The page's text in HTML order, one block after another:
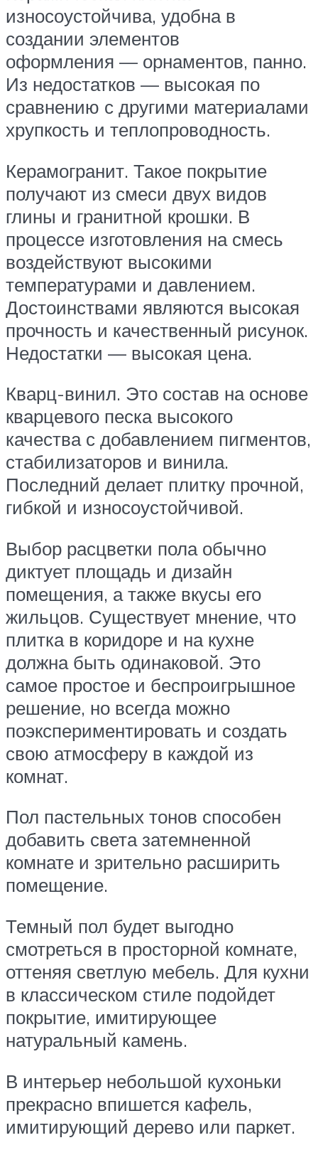
износоустойчива, удобна в
создании элементов
оформления — орнаментов, панно.
Из недостатков — высокая по
сравнению с другими материалами
хрупкость и теплопроводность.
Керамогранит. Такое покрытие
получают из смеси двух видов
глины и гранитной крошки. В
процессе изготовления на смесь
воздействуют высокими
температурами и давлением.
Достоинствами являются высокая
прочность и качественный рисунок.
Недостатки — высокая цена.
Кварц-винил. Это состав на основе
кварцевого песка высокого
качества с добавлением пигментов,
стабилизаторов и винила.
Последний делает плитку прочной,
гибкой и износоустойчивой.
Выбор расцветки пола обычно
диктует площадь и дизайн
помещения, а также вкусы его
жильцов. Существует мнение, что
плитка в коридоре и на кухне
должна быть одинаковой. Это
самое простое и беспроигрышное
решение, но всегда можно
поэкспериментировать и создать
свою атмосферу в каждой из
комнат.
Пол пастельных тонов способен
добавить света затемненной
комнате и зрительно расширить
помещение.
Темный пол будет выгодно
смотреться в просторной комнате,
оттеняя светлую мебель. Для кухни
в классическом стиле подойдет
покрытие, имитирующее
натуральный камень.
В интерьер небольшой кухоньки
прекрасно впишется кафель,
имитирующий дерево или паркет.